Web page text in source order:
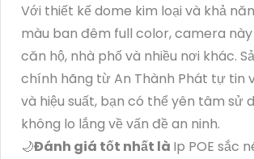
Với thiết kế dome kim loại và khả
màu ban đêm full color, camera
căn hộ, nhà phố và nhiều nơi khác.
chính hãng từ An Thành Phát tự tin
và hiệu suất, bạn có thể yên tâm sử
không lo lắng về vấn đề an ninh.
🌙Đánh giá tốt nhất là Ip POE sắc